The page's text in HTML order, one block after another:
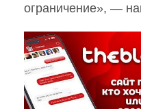
ограничение», —